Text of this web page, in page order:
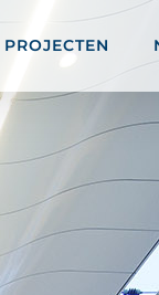
PROJECTEN